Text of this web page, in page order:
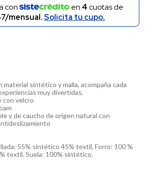
con en 4cuotas de
mensual.Solicita tu cupo.
sintético y malla, acompaña cada
muy divertidas.
con velcro
y de caucho de origen natural con
55% sintético 45% textil, Forro: 100 %
textil, Suela: 100% sintético.